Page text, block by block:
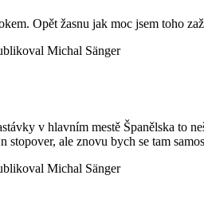
Opět žasnu jak moc jsem toho
Michal Sänger
v hlavním mestě Španělska to
stopover, ale znovu bych se tam
Michal Sänger